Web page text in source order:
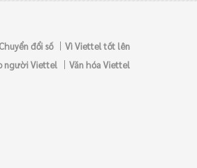
Chuyển đổi số
Vì Viettel tốt lên
người Viettel
Văn hóa Viettel